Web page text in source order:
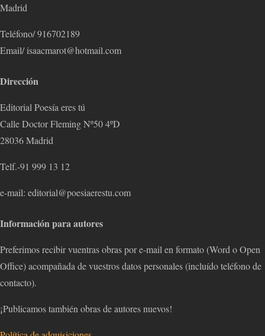
Madrid
Teléfono/ 916702189
Email/ isaacmarot@hotmail.com
Dirección
Editorial Poesía eres tú
Calle Doctor Fleming Nº50 4ºD
28036 Madrid
Telf.-91 999 13 12
e-mail: editorial@poesiaerestu.com
Información para autores
Preferimos recibir vuentras obras por e-mail en formato (Word o Open
Office) acompañada de vuestros datos personales (incluído teléfono de
contacto).
¡Publicamos también obras de autores nuevos!